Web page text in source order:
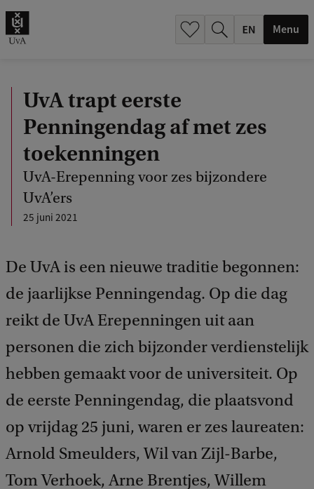
Menu
UvA trapt eerste
Penningendag af met zes
toekenningen
UvA-Erepenning voor zes bijzondere
UvA’ers
25 juni 2021
De UvA is een nieuwe traditie begonnen:
de jaarlijkse Penningendag. Op die dag
reikt de UvA Erepenningen uit aan
personen die zich bijzonder verdienstelijk
hebben gemaakt voor de universiteit. Op
de eerste Penningendag, die plaatsvond
op vrijdag 25 juni, waren er zes laureaten:
Arnold Smeulders, Wil van Zijl-Barbe,
Tom Verhoek, Arne Brentjes, Willem